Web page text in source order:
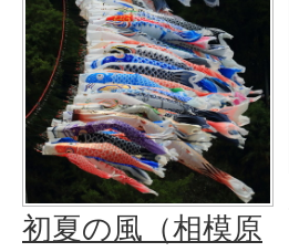
初夏の風（相模原